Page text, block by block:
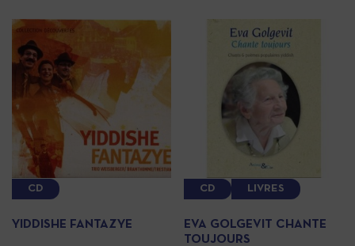
CD
YIDDISHE FANTAZYE
CD LIVRES
EVA GOLGEVIT CHANTE
TOUJOURS